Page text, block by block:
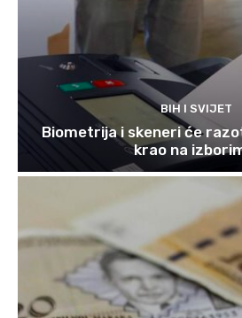
BIH I SVIJET
Biometrija i skeneri će
krao na